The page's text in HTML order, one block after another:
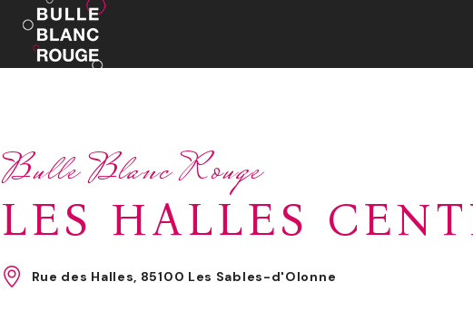
Bulle Blanc Rouge
LES HALLES
Rue des Halles, 85100 Les Sables-d'Olonne